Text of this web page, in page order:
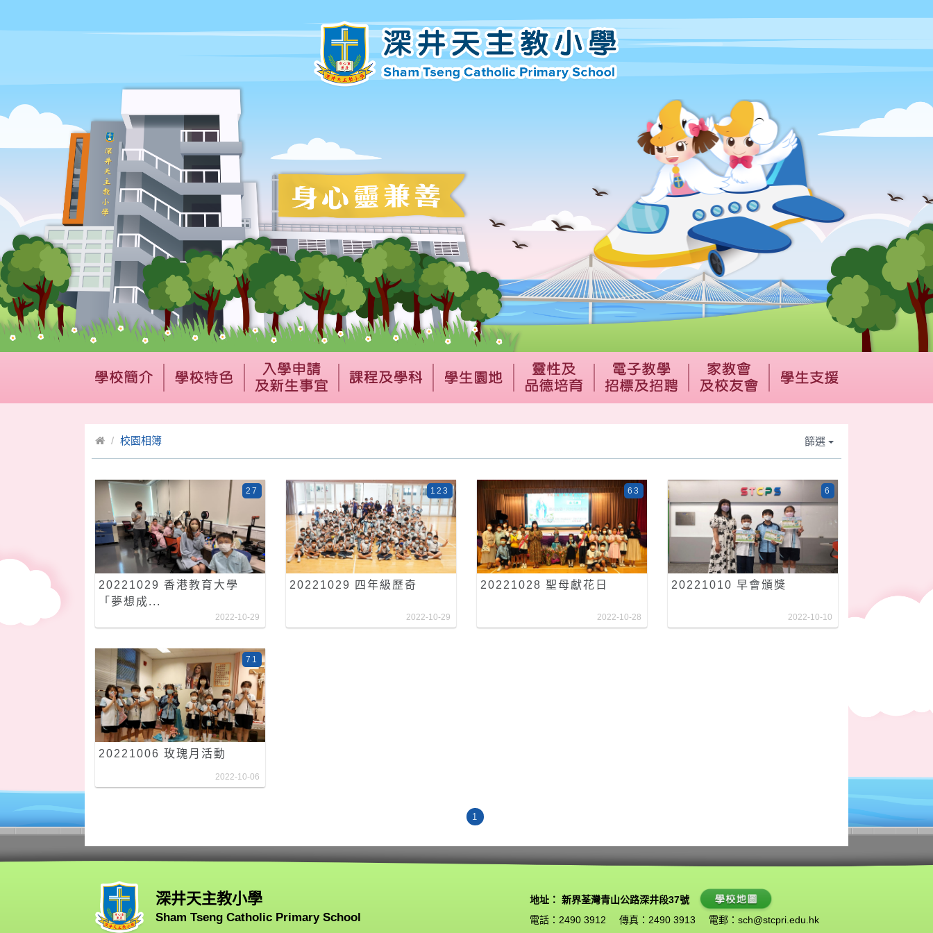
校園相簿 篩選
20221029 香港教育大學
「夢想成...
27
2022-10-29
20221029 四年級歷奇
123
2022-10-29
20221028 聖母獻花日
63
2022-10-28
20221010 早會頒獎
6
2022-10-10
20221006 玫瑰月活動
71
2022-10-06
1
深井天主教小學
Sham Tseng Catholic Primary School
地址： 新界荃灣青山公路深井段37號
電話：2490 3912
傳真：2490 3913 電郵： sch@stcpri.edu.hk